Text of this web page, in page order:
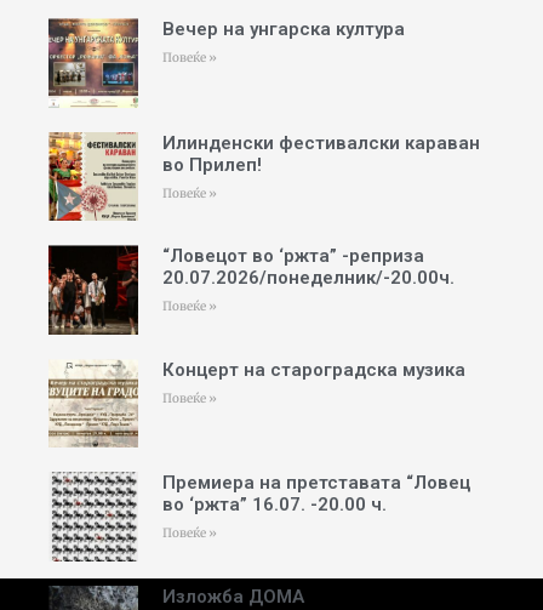
Вечер на унгарска култура
Повеќе »
Илинденски фестивалски караван
во Прилеп!
Повеќе »
“Ловецот во ‘ржта” -реприза
20.07.2026/понеделник/-20.00ч.
Повеќе »
Концерт на староградска музика
Повеќе »
Премиера на претставата “Ловец
во ‘ржта” 16.07. -20.00 ч.
Повеќе »
Изложба ДОМА